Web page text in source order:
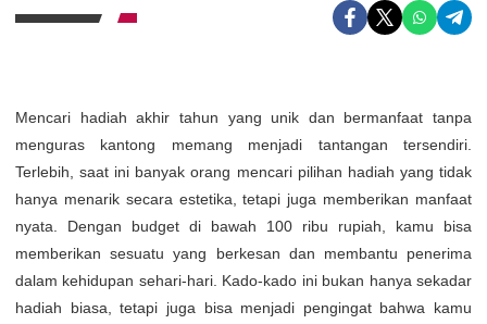
Mencari hadiah akhir tahun yang unik dan bermanfaat tanpa
menguras kantong memang menjadi tantangan tersendiri.
Terlebih, saat ini banyak orang mencari pilihan hadiah yang tidak
hanya menarik secara estetika, tetapi juga memberikan manfaat
nyata. Dengan budget di bawah 100 ribu rupiah, kamu bisa
memberikan sesuatu yang berkesan dan membantu penerima
dalam kehidupan sehari-hari. Kado-kado ini bukan hanya sekadar
hadiah biasa, tetapi juga bisa menjadi pengingat bahwa kamu